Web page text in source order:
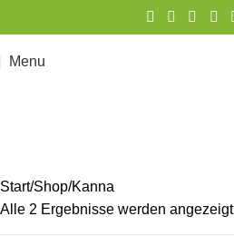
Menu
Start Shop Kanna
Alle 2 Ergebnisse werden angezeigt